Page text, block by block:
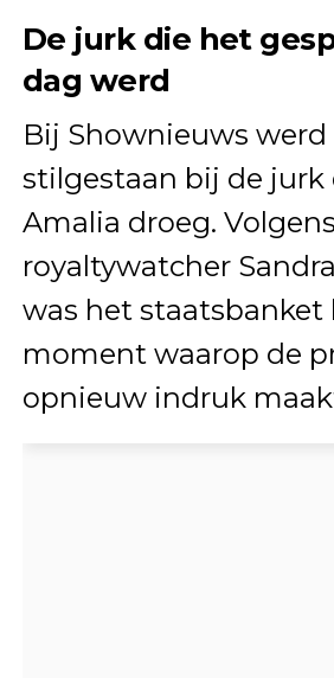
De jurk die het
dag werd
Bij Shownieuws
stilgestaan bij de jurk
Amalia droeg. Volgens
royaltywatcher
was het staatsbanket
moment waarop de
opnieuw indruk